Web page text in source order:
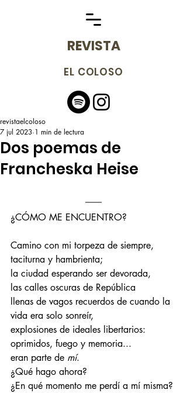
REVISTA
EL COLOSO
Dos poemas de
Francheska Heise
revistaelcoloso
7 jul 2023 1 min de lectura
¿CÓMO ME ENCUENTRO?
Camino con mi torpeza de siempre,
taciturna y hambrienta;
la ciudad esperando ser devorada,
las calles oscuras de República
llenas de vagos recuerdos de cuando la
vida era solo sonreír,
explosiones de ideales libertarios:
oprimidos, fuego y memoria...
eran parte de mí.
¿Qué hago ahora?
¿En qué momento me perdí a mí misma?